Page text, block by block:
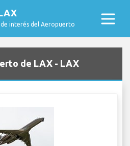
interés del Aeropuerto
de LAX - LAX